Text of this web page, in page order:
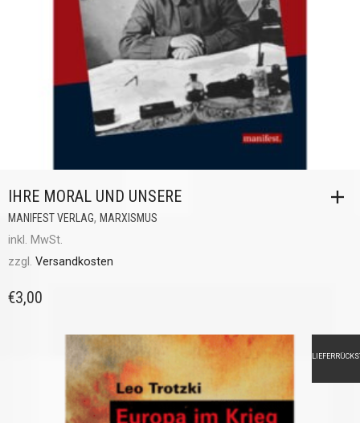
IHRE MORAL UND UNSERE
MANIFEST VERLAG, MARXISMUS
inkl. MwSt.
zzgl. Versandkosten
€3,00